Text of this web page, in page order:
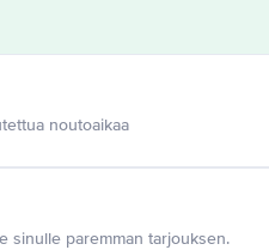
noutoaikaa
sinulle paremman tarjouksen.